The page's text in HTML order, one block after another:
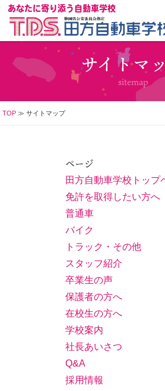
あなたに寄り添う自動車学校
サイトマ
sitemap
TOP ≫ サイトマップ
ページ
田方自動車学校トップ
免許を取得したい方へ
普通車
バイク
トラック・その他
スタッフ紹介
卒業生の声
保護者の方へ
在校生の方へ
学校案内
社長あいさつ
Q&A
採用情報